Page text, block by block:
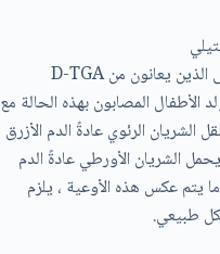
يستخدم إجراء راستيلي لعلاج بعض المرضى الذين يعانون من D-TGA
الأطفال المصابون بهذه الحالة مع
الشريان الرئوي عادةً الدم الأزرق
الشريان الأورطي عادةً الدم
يتم عكس هذه الأوعية ، يلزم
طبيعي.